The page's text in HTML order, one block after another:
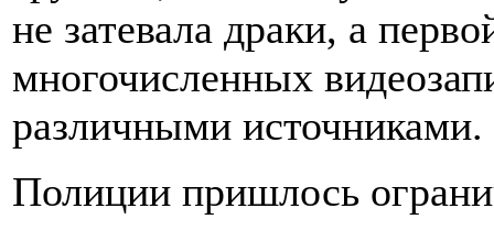
не затевала драки, а
многочисленных
различными источниками.
Полиции пришлось